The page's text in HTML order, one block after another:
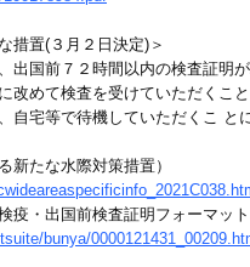
措置(３月２日決定)＞
出国前７２時間以内の検査証明
改めて検査を受けていただくこ
自宅等で待機していただくこ と
新たな水際対策措置）
疫・出国前検査証明フォーマット
bunya/